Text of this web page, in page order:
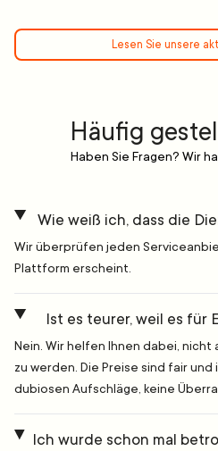
Lesen Sie unsere
Häufig
Haben Sie Fragen? Wir
Wie weiß ich, dass die
Wir überprüfen jeden
Plattform erscheint.
Ist es teurer, weil es für
Nein. Wir helfen Ihnen dabei,
zu werden. Die Preise sind fair und
dubiosen Aufschläge, keine
Ich wurde schon mal